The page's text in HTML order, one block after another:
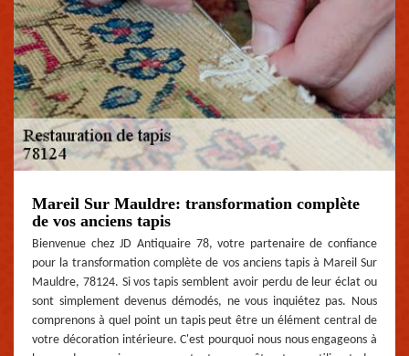
Mareil Sur Mauldre: transformation complète
de vos anciens tapis
Bienvenue chez JD Antiquaire 78, votre partenaire de confiance
pour la transformation complète de vos anciens tapis à Mareil Sur
Mauldre, 78124. Si vos tapis semblent avoir perdu de leur éclat ou
sont simplement devenus démodés, ne vous inquiétez pas. Nous
comprenons à quel point un tapis peut être un élément central de
votre décoration intérieure. C'est pourquoi nous nous engageons à